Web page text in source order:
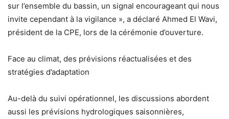
sur l’ensemble du bassin, un signal encourageant qui nous
invite cependant à la vigilance », a déclaré Ahmed El Wavi,
président de la CPE, lors de la cérémonie d’ouverture.
Face au climat, des prévisions réactualisées et des
stratégies d’adaptation
Au-delà du suivi opérationnel, les discussions abordent
aussi les prévisions hydrologiques saisonnières,